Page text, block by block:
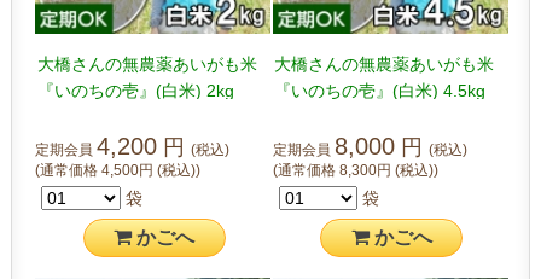
大橋さんの無農薬あいがも米
『いのちの壱』(白米) 2kg
定期会員 4,200 円(税込)
(通常価格4,500円(税込))
袋
かごへ
大橋さんの無農薬あいがも米
『いのちの壱』(白米) 4.5kg
定期会員 8,000 円 (税込)
(通常価格 8,300円 (税込))
袋
かごへ